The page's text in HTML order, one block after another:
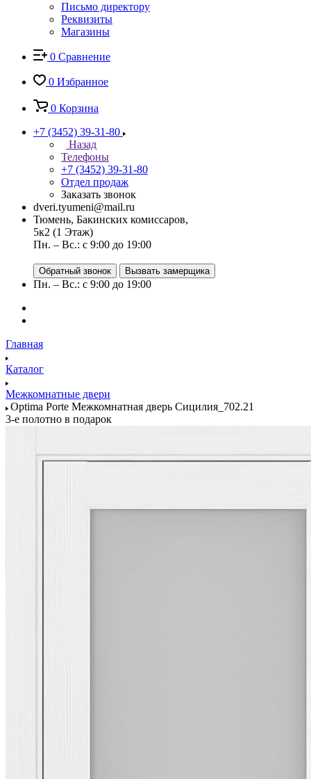
Письмо директору
Реквизиты
Магазины
0 Сравнение
0 Избранное
0 Корзина
+7 (3452) 39-31-80
Назад
Телефоны
+7 (3452) 39-31-80
Отдел продаж
Заказать звонок
dveri.tyumeni@mail.ru
Тюмень, Бакинских комиссаров,
5к2 (1 Этаж)
Пн. – Вс.: с 9:00 до 19:00
Обратный звонок Вызвать замерщика
Пн. – Вс.: с 9:00 до 19:00
Главная
Каталог
Межкомнатные двери
Optima Porte Межкомнатная дверь Сицилия_702.21
3-е полотно в подарок